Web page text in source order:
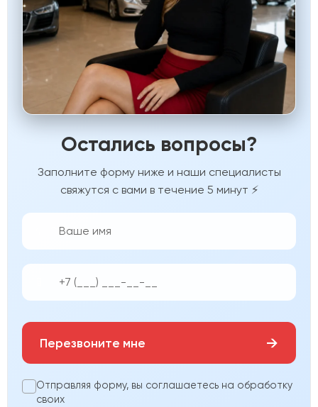
Остались вопросы?
Заполните форму ниже и наши специалисты
свяжутся с вами в течение 5 минут ⚡
Перезвоните мне →
Отправляя форму, вы соглашаетесь на обработку
своих